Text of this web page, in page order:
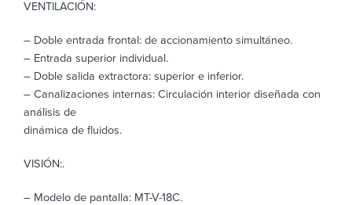
VENTILACIÓN:
– Doble entrada frontal: de accionamiento simultáneo.
– Entrada superior individual.
– Doble salida extractora: superior e inferior.
– Canalizaciones internas: Circulación interior diseñada con
análisis de
dinámica de fluidos.
VISIÓN:.
– Modelo de pantalla: MT-V-18C.